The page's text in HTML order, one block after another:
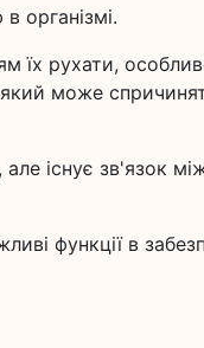
організмі.
їх рухати,
який може
існує зв'язок
функції в